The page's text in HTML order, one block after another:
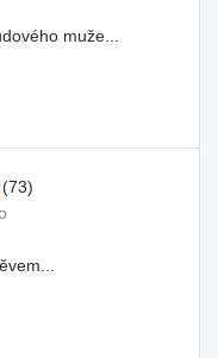
muže...
(73)